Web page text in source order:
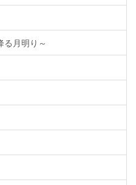
る月明り～